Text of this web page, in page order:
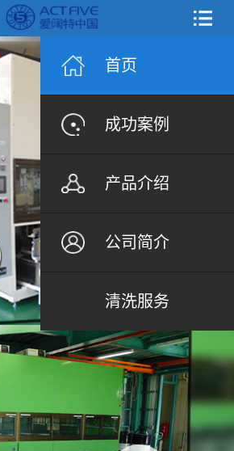
首页
成功案例
产品介绍
公司简介
清洗服务